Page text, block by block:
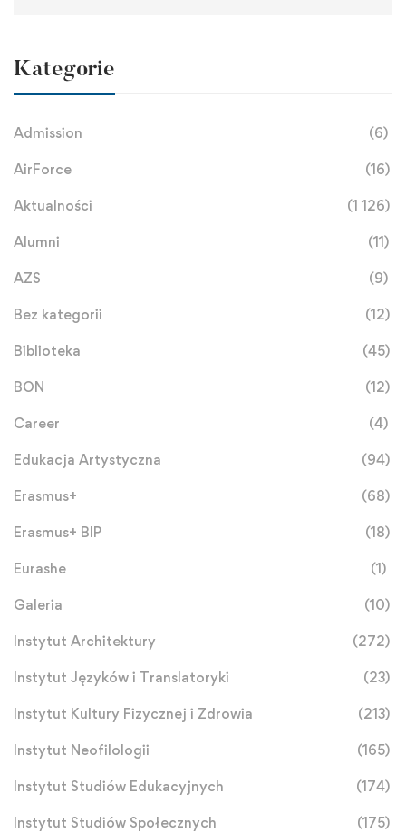
Kategorie
Admission (6)
AirForce (16)
Aktualności (1 126)
Alumni (11)
AZS (9)
Bez kategorii (12)
Biblioteka (45)
BON (12)
Career (4)
Edukacja Artystyczna (94)
Erasmus+ (68)
Erasmus+ BIP (18)
Eurashe (1)
Galeria (10)
Instytut Architektury (272)
Instytut Języków i Translatoryki (23)
Instytut Kultury Fizycznej i Zdrowia (213)
Instytut Neofilologii (165)
Instytut Studiów Edukacyjnych (174)
Instytut Studiów Społecznych (175)